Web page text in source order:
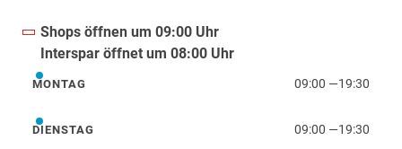
Shops öffnen um 09:00 Uhr
Interspar öffnet um 08:00 Uhr
Montag
MONTAG 09:00 —19:30
Dienstag
DIENSTAG 09:00 —19:30